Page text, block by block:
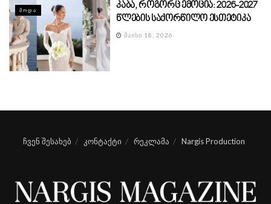
ᲛᲝᲓᲐ
კაბა, როგორც ემოცია: 2026-2027
წლების საქორწილო ესთეტიკა
ᲛᲐᲘᲡᲘ 18, 2026
ჩვენ შესახებ კონტაქტი რეკლამა Nargis Production